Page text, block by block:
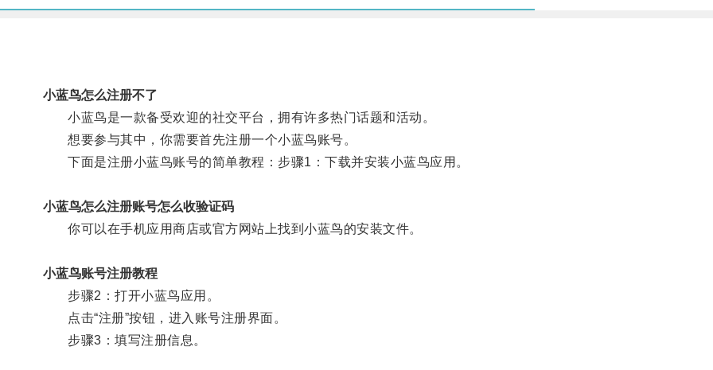
小蓝鸟怎么注册不了
小蓝鸟是一款备受欢迎的社交平台，拥有许多热门话题和活动。
想要参与其中，你需要首先注册一个小蓝鸟账号。
下面是注册小蓝鸟账号的简单教程：步骤1：下载并安装小蓝鸟应用。
小蓝鸟怎么注册账号怎么收验证码
你可以在手机应用商店或官方网站上找到小蓝鸟的安装文件。
小蓝鸟账号注册教程
步骤2：打开小蓝鸟应用。
点击“注册”按钮，进入账号注册界面。
步骤3：填写注册信息。